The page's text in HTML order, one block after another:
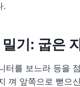
.
기: 굽은
터를 보느라 등을
껴 앞쪽으로 뻗으